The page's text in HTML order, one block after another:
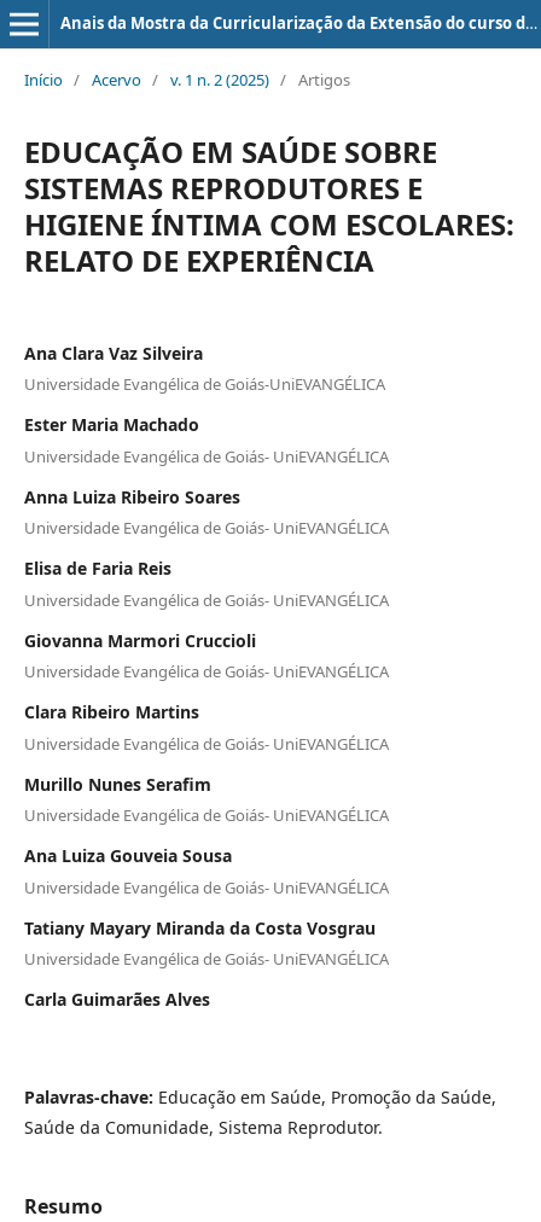
Anais da Mostra da Curricularização da Extensão do curso de Medicina da UniEVANGÉLICA
Início / Acervo / v. 1 n. 2 (2025) / Artigos
EDUCAÇÃO EM SAÚDE SOBRE
SISTEMAS REPRODUTORES E
HIGIENE ÍNTIMA COM ESCOLARES:
RELATO DE EXPERIÊNCIA
Ana Clara Vaz Silveira
Universidade Evangélica de Goiás-UniEVANGÉLICA
Ester Maria Machado
Universidade Evangélica de Goiás- UniEVANGÉLICA
Anna Luiza Ribeiro Soares
Universidade Evangélica de Goiás- UniEVANGÉLICA
Elisa de Faria Reis
Universidade Evangélica de Goiás- UniEVANGÉLICA
Giovanna Marmori Cruccioli
Universidade Evangélica de Goiás- UniEVANGÉLICA
Clara Ribeiro Martins
Universidade Evangélica de Goiás- UniEVANGÉLICA
Murillo Nunes Serafim
Universidade Evangélica de Goiás- UniEVANGÉLICA
Ana Luiza Gouveia Sousa
Universidade Evangélica de Goiás- UniEVANGÉLICA
Tatiany Mayary Miranda da Costa Vosgrau
Universidade Evangélica de Goiás- UniEVANGÉLICA
Carla Guimarães Alves
Palavras-chave: Educação em Saúde, Promoção da Saúde,
Saúde da Comunidade, Sistema Reprodutor.
Resumo